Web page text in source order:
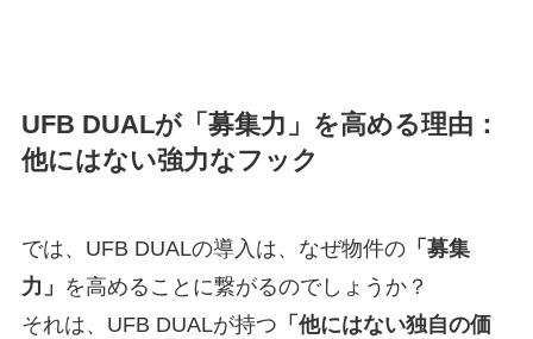
UFB DUALが「募集力」を高める理由：
他にはない強力なフック
では、UFB DUALの導入は、なぜ物件の「募集
力」 を高めることに繋がるのでしょうか？
それは、UFB DUALが持つ 「他にはない独自の価